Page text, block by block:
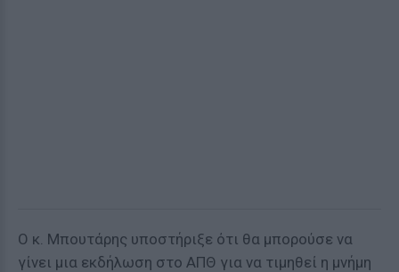
Ο κ. Μπουτάρης υποστήριξε ότι θα μπορούσε να
γίνει μια εκδήλωση στο ΑΠΘ για να τιμηθεί η μνήμη